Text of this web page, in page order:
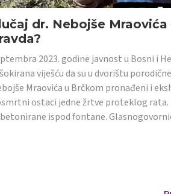
dr. Nebojše Mraovića
2023. godine javnost u Bosni i
viješću da su u dvorištu
Mraovića u Brčkom pronađeni i
ostaci jedne žrtve proteklog rata.
ispod fontane.